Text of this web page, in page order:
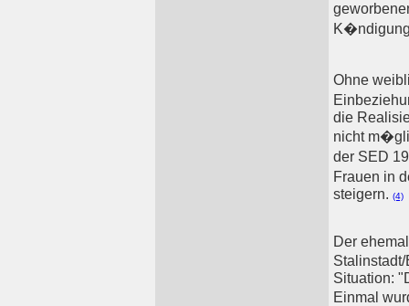
Ohne
die
nicht
der SED
Frauen in
steigern. (4)
Der
Situation:
Einmal